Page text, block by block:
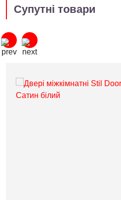
Супутні товари